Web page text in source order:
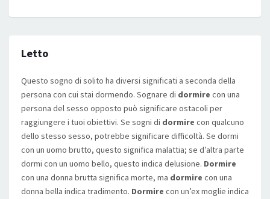
Letto
Questo sogno di solito ha diversi significati a seconda della
persona con cui stai dormendo. Sognare di dormire con una
persona del sesso opposto può significare ostacoli per
raggiungere i tuoi obiettivi. Se sogni di dormire con qualcuno
dello stesso sesso, potrebbe significare difficoltà. Se dormi
con un uomo brutto, questo significa malattia; se d’altra parte
dormi con un uomo bello, questo indica delusione. Dormire
con una donna brutta significa morte, ma dormire con una
donna bella indica tradimento. Dormire con un’ex moglie indica